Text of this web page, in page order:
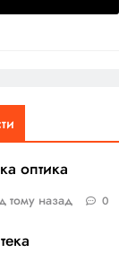
оптика
тому назад 0